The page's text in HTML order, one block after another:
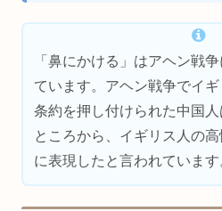
「鼻にかける」はアヘン戦
ています。アヘン戦争でイ
条約を押し付けられた中国
ところから、イギリス人の
に表現したと言われています